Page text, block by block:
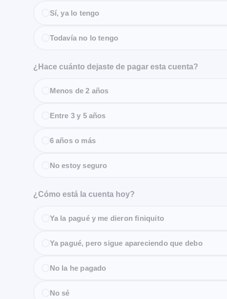
Sí, ya lo tengo
Todavía no lo tengo
¿Hace cuánto dejaste de pagar esta cuenta?
Menos de 2 años
Entre 3 y 5 años
6 años o más
No estoy seguro
¿Cómo está la cuenta hoy?
Ya la pagué y me dieron finiquito
Ya pagué, pero sigue apareciendo que debo
No la he pagado
No sé